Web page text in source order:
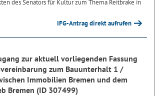
des Senators für Kultur zum Thema Reitbrake in
IFG-Antrag direkt aufrufen
zur aktuell vorliegenden Fassung
zum Bauunterhalt 1 /
Immobilien Bremen und dem
Bremen (ID 307499)